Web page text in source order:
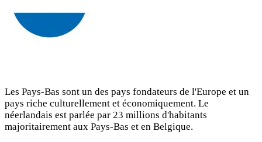
Les Pays-Bas sont un des pays fondateurs de l'Europe et un
pays riche culturellement et économiquement. Le
néerlandais est parlée par 23 millions d'habitants
majoritairement aux Pays-Bas et en Belgique.